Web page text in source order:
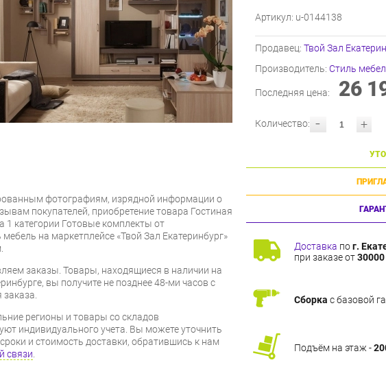
Артикул: u-0144138
Продавец: Твой Зал
Производитель: Стиль
Последняя цена: 26
- +
Количество:
Доставка пог.
при заказе от30000
Сборка с базовой
Подъём на этаж -
фотографиям, изрядной информации о
покупателей, приобретение товара Гостиная
1 категории Готовые комплекты от
на маркетплейсе «Твой Зал Екатеринбург»
заказы. Товары, находящиеся в наличии на
вы получите не позднее 48-ми часов с
регионы и товары со складов
индивидуального учета. Вы можете уточнить
и стоимость доставки, обратившись к нам
связи